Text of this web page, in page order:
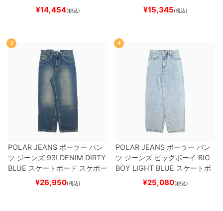
（トリック用）
ード スケボー
¥14,454(税込) ¥15,345(税込)
3
POLAR JEANS ポーラー パン
ツ ジーンズ 93! DENIM DIRTY
BLUE スケートボード スケボー
¥26,950(税込)
4
POLAR JEANS ポーラー パン
ツ ジーンズ ビッグボーイ BIG
BOY LIGHT BLUE スケートボ
ード スケボー
¥25,080(税込)